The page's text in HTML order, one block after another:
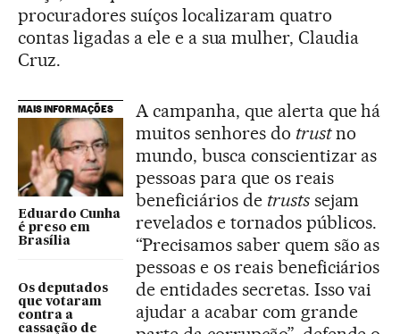
procuradores suíços localizaram quatro
contas ligadas a ele e a sua mulher, Claudia
Cruz.
MAIS INFORMAÇÕES
Eduardo Cunha
é preso em
Brasília
Os deputados
que votaram
contra a
cassação de
A campanha, que alerta que há
muitos senhores do trustno
mundo, busca conscientizar as
pessoas para que os reais
beneficiários de trustssejam
revelados e tornados públicos.
“Precisamos saber quem são as
pessoas e os reais beneficiários
de entidades secretas. Isso vai
ajudar a acabar com grande